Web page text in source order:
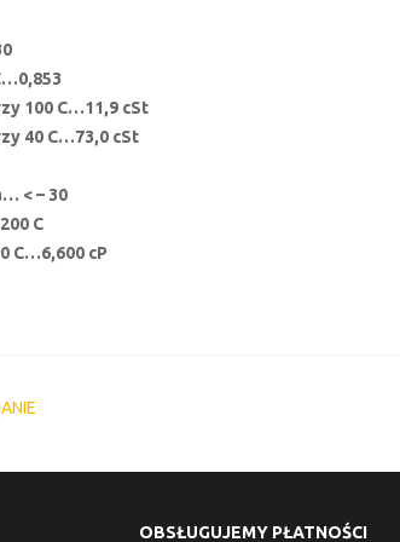
100 C…11,9 cSt
40 C…73,0 cSt
< – 30
C
C…6,600 cP
OBSŁUGUJEMY PŁATNOŚCI